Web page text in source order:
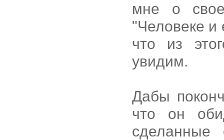
мне о
"Человеке и
что из
увидим.
Дабы
что он
сделанные